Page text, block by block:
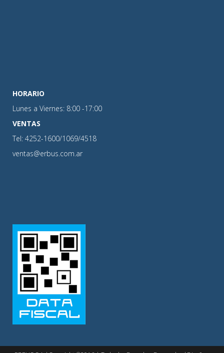
HORARIO
Lunes a Viernes: 8:00 -17:00
VENTAS
Tel: 4252-1600/1069/4518
ventas@erbus.com.ar